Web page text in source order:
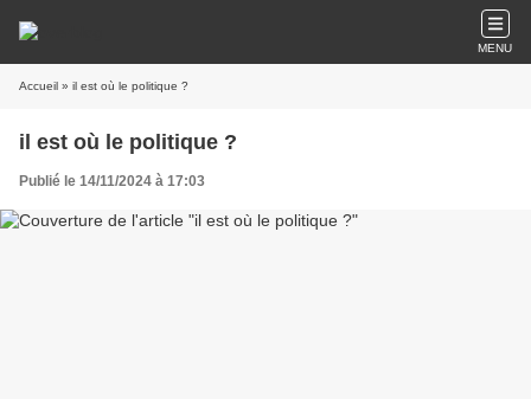
MENU
Accueil » il est où le politique ?
il est où le politique ?
Publié le 14/11/2024 à 17:03